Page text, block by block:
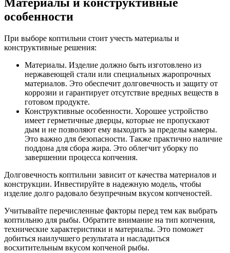
Материалы и конструктивные
особенности
При выборе коптильни стоит учесть материалы и
конструктивные решения:
Материалы. Изделие должно быть изготовлено из
нержавеющей стали или специальных жаропрочных
материалов. Это обеспечит долговечность и защиту от
коррозии и гарантирует отсутствие вредных веществ в
готовом продукте.
Конструктивные особенности. Хорошее устройство
имеет герметичные дверцы, которые не пропускают
дым и не позволяют ему выходить за пределы камеры.
Это важно для безопасности. Также практично наличие
поддона для сбора жира. Это облегчит уборку по
завершении процесса копчения.
Долговечность коптильни зависит от качества материалов и
конструкции. Инвестируйте в надежную модель, чтобы
изделие долго радовало безупречным вкусом копченостей.
Учитывайте перечисленные факторы перед тем как выбрать
коптильню для рыбы. Обратите внимание на тип копчения,
технические характеристики и материалы. Это поможет
добиться наилучшего результата и насладиться
восхитительным вкусом копченой рыбы.